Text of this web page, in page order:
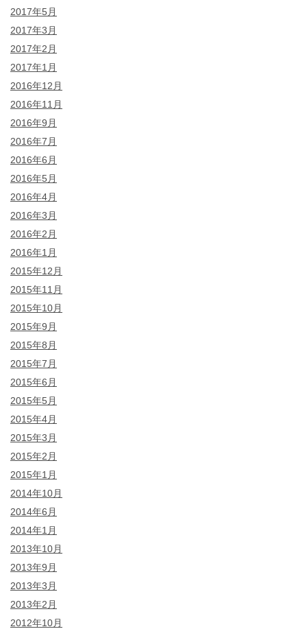
2017年5月
2017年3月
2017年2月
2017年1月
2016年12月
2016年11月
2016年9月
2016年7月
2016年6月
2016年5月
2016年4月
2016年3月
2016年2月
2016年1月
2015年12月
2015年11月
2015年10月
2015年9月
2015年8月
2015年7月
2015年6月
2015年5月
2015年4月
2015年3月
2015年2月
2015年1月
2014年10月
2014年6月
2014年1月
2013年10月
2013年9月
2013年3月
2013年2月
2012年10月